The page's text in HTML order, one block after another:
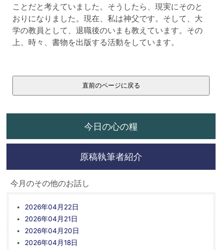
ことだと考えていました。そうしたら、現実にそのと
おりになりました。現在、私は神父です。そして、大
学の教員として、退職後のいまも教えています。その
上、時々、書物を出版する活動をしています。
今日の心の糧
原稿執筆者紹介
今月のその他のお話し
2026年04月22日
2026年04月21日
2026年04月20日
2026年04月18日